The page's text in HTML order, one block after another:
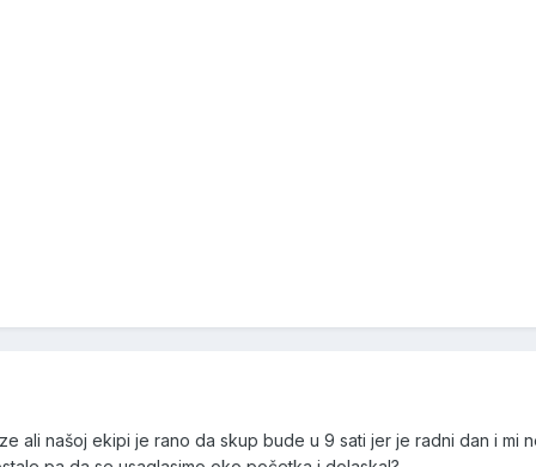
ali našoj ekipi je rano da skup bude u 9 sati jer je radni dan i mi